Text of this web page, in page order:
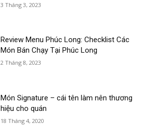
3 Tháng 3, 2023
Review Menu Phúc Long: Checklist Các
Món Bán Chạy Tại Phúc Long
2 Tháng 8, 2023
Món Signature – cái tên làm nên thương
hiệu cho quán
18 Tháng 4, 2020